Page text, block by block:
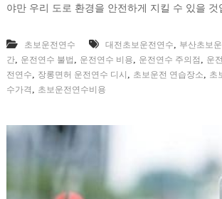
야만 우리 도로 환경을 안전하게 지킬 수 있을 것
초보운전연수 대전초보운전연수, 부산초보
간, 운전연수 불법 , 운전연수 비용, 운전연수 주의점 , 운
전연수, 장롱면허 운전연수 디시 , 초보운전 연습장소, 초
수가격 , 초보운전연수비용